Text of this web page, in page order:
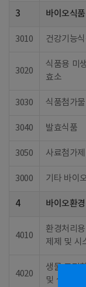
3 바이오식
3010 건강기능
3020
식품용 미
효소
3030 식품첨가물
3040 발효식품
3050 사료첨가제
3000 기타 바이
4 바이오환
4010
환경처리
제제 및 시
4020
생물 고정
및 설비